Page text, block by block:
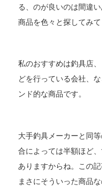
る、のが良いのは間違
商品を色々と探してみて
私のおすすめは釣具店
どを行っている会社、
ンド的な商品です。
大手釣具メーカーと同
合によっては半額ほど
ありますからね。この
まさにそういった商品な